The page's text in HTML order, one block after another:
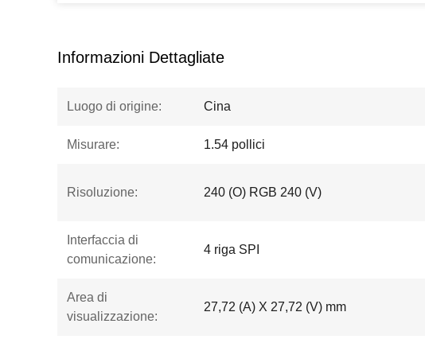
Informazioni Dettagliate
Luogo di origine: Cina
Misurare: 1.54 pollici
Risoluzione: 240 (O) RGB 240 (V)
Interfaccia di
comunicazione:
4 riga SPI
Area di
visualizzazione:
27,72 (A) X 27,72 (V) mm